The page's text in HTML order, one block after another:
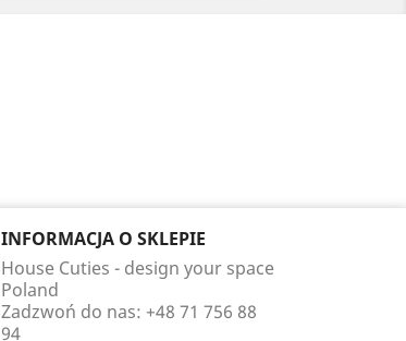
INFORMACJA O SKLEPIE
House Cuties - design your space
Poland
Zadzwoń do nas: +48 71 756 88
94